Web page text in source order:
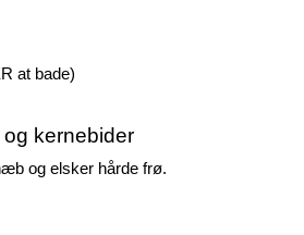
at bade)
kernebider
og elsker hårde frø.